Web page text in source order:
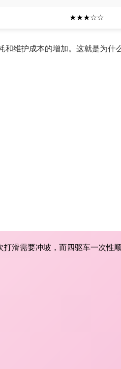
★★★☆☆
维护成本的增加。这就是为什
滑需要冲坡，而四驱车一次性